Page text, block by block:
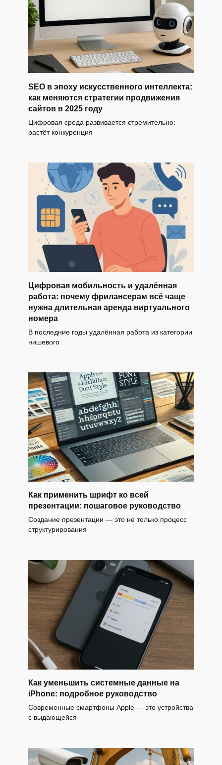
SEO в эпоху искусственного интеллекта:
как меняются стратегии продвижения
сайтов в 2025 году
Цифровая среда развивается стремительно:
растёт конкуренция
Цифровая мобильность и удалённая
работа: почему фрилансерам всё чаще
нужна длительная аренда виртуального
номера
В последние годы удалённая работа из категории
нишевого
Как применить шрифт ко всей
презентации: пошаговое руководство
Создание презентации — это не только процесс
структурирования
Как уменьшить системные данные на
iPhone: подробное руководство
Современные смартфоны Apple — это устройства
с выдающейся